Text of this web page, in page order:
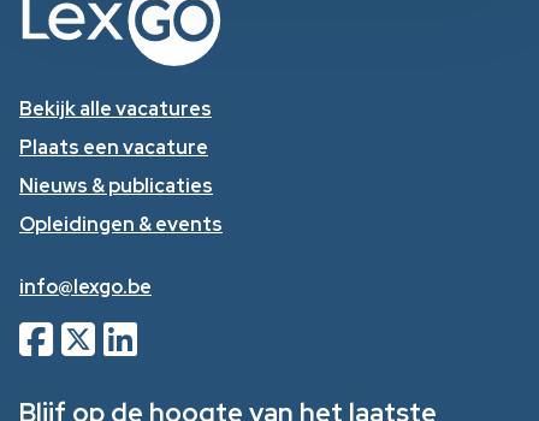
Bekijk alle vacatures
Plaats een vacature
Nieuws & publicaties
Opleidingen & events
info@lexgo.be
Blijf op de hoogte van het laatste